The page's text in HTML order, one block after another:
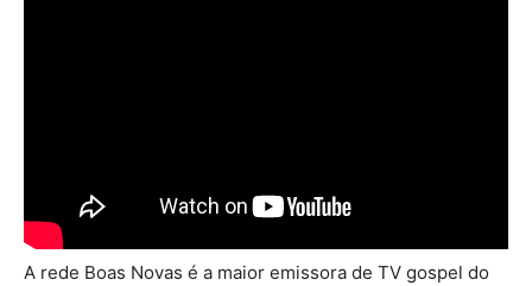
A rede Boas Novas é a maior emissora de TV gospel do